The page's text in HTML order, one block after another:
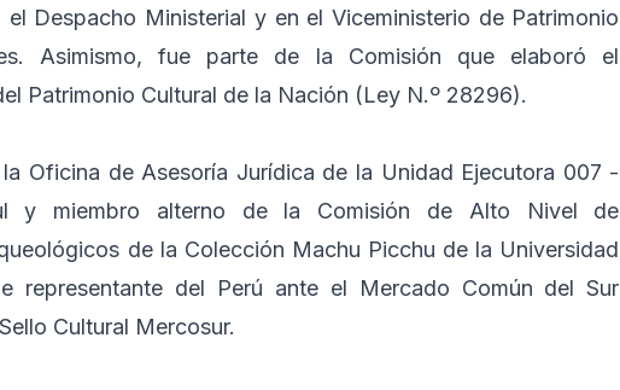
Despacho Ministerial y en el Viceministerio de Patrimonio
Asimismo, fue parte de la Comisión que elaboró el
Patrimonio Cultural de la Nación (Ley N.º 28296).
Oficina de Asesoría Jurídica de la Unidad Ejecutora 007 -
y miembro alterno de la Comisión de Alto Nivel de
de la Colección Machu Picchu de la Universidad
representante del Perú ante el Mercado Común del Sur
Cultural Mercosur.